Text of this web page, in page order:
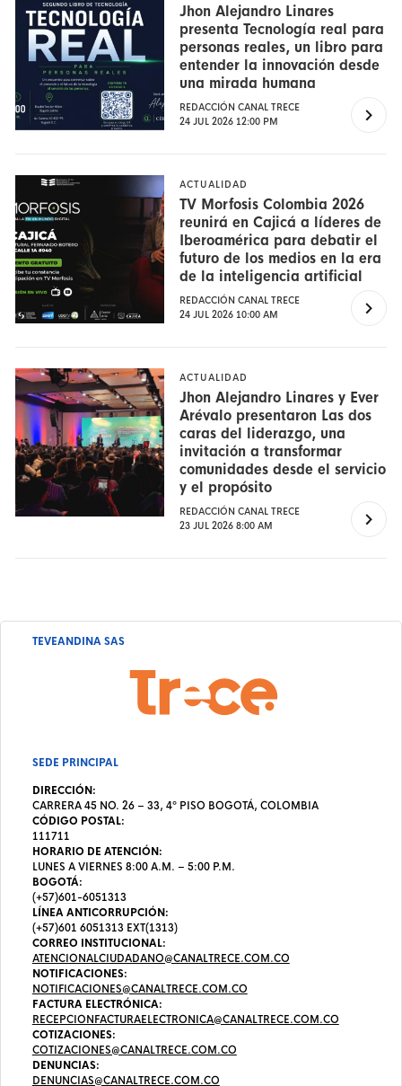
Jhon Alejandro Linares
presenta Tecnología real para
personas reales, un libro para
entender la innovación desde
una mirada humana
REDACCIÓN CANAL TRECE
24 JUL 2026 12:00 PM
ACTUALIDAD
TV Morfosis Colombia 2026
reunirá en Cajicá a líderes de
Iberoamérica para debatir el
futuro de los medios en la era
de la inteligencia artificial
REDACCIÓN CANAL TRECE
24 JUL 2026 10:00 AM
ACTUALIDAD
Jhon Alejandro Linares y Ever
Arévalo presentaron Las dos
caras del liderazgo, una
invitación a transformar
comunidades desde el servicio
y el propósito
REDACCIÓN CANAL TRECE
23 JUL 2026 8:00 AM
TEVEANDINA SAS
SEDE PRINCIPAL
DIRECCIÓN:
CARRERA 45 NO. 26 – 33, 4º PISO BOGOTÁ, COLOMBIA
CÓDIGO POSTAL:
111711
HORARIO DE ATENCIÓN:
LUNES A VIERNES 8:00 A.M. – 5:00 P.M.
BOGOTÁ:
(+57)601-6051313
LÍNEA ANTICORRUPCIÓN:
(+57)601 6051313 EXT(1313)
CORREO INSTITUCIONAL:
ATENCIONALCIUDADANO@CANALTRECE.COM.CO
NOTIFICACIONES:
NOTIFICACIONES@CANALTRECE.COM.CO
FACTURA ELECTRÓNICA:
RECEPCIONFACTURAELECTRONICA@CANALTRECE.COM.CO
COTIZACIONES:
COTIZACIONES@CANALTRECE.COM.CO
DENUNCIAS:
DENUNCIAS@CANALTRECE.COM.CO